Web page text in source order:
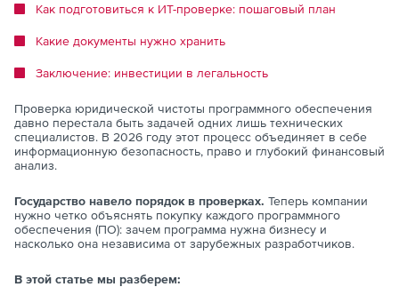
Как подготовиться к ИТ-проверке: пошаговый план
Какие документы нужно хранить
Заключение: инвестиции в легальность
Проверка юридической чистоты программного обеспечения
давно перестала быть задачей одних лишь технических
специалистов. В 2026 году этот процесс объединяет в себе
информационную безопасность, право и глубокий финансовый
анализ.
Государство навело порядок в проверках. Теперь компании
нужно четко объяснять покупку каждого программного
обеспечения (ПО): зачем программа нужна бизнесу и
насколько она независима от зарубежных разработчиков.
В этой статье мы разберем: